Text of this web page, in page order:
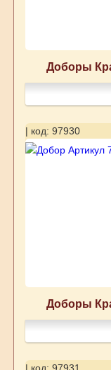
Доборы
| код: 97930
Доборы